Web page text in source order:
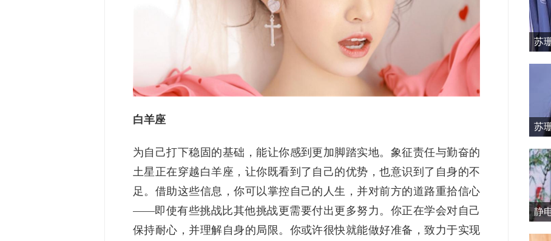
Miller）
白羊座
为自己打下稳固的基础，能让你感到更加脚踏实地。象征责任与勤奋的
土星正在穿越白羊座，让你既看到了自己的优势，也意识到了自身的不
足。借助这些信息，你可以掌控自己的人生，并对前方的道路重拾信心
——即使有些挑战比其他挑战更需要付出更多努力。你正在学会对自己
保持耐心，并理解自身的局限。你或许很快就能做好准备，致力于实现
苏
苏
静